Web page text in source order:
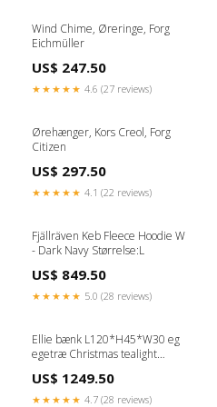
Wind Chime, Øreringe, Forg
Eichmüller
US$ 247.50
★★★★★ 4.6 (27 reviews)
Ørehænger, Kors Creol, Forg
Citizen
US$ 297.50
★★★★★ 4.1 (22 reviews)
Fjällräven Keb Fleece Hoodie W
- Dark Navy Størrelse:L
US$ 849.50
★★★★★ 5.0 (28 reviews)
Ellie bænk L120*H45*W30 eg
egetræ Christmas tealight
US$ 1249.50
★★★★★ 4.7 (28 reviews)